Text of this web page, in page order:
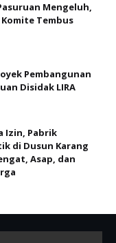
Mengeluh,
Tembus
Pembangunan
Disidak LIRA
Izin, Pabrik
di Dusun Karang
Asap, dan